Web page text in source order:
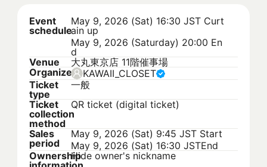
Event
schedule
May 9, 2026 (Sat) 16:30 JST Curt
ain up
May 9, 2026 (Saturday) 20:00 En
d
Venue
大丸東京店 11階催事場
Organizer KAWAII_CLOSET
Ticket
type
一般
Ticket
collection
method
QR ticket (digital ticket)
Sales
period
May 9, 2026 (Sat) 9:45 JST Start
May 9, 2026 (Sat) 16:30 JSTEnd
OwnershipHide owner's nickname